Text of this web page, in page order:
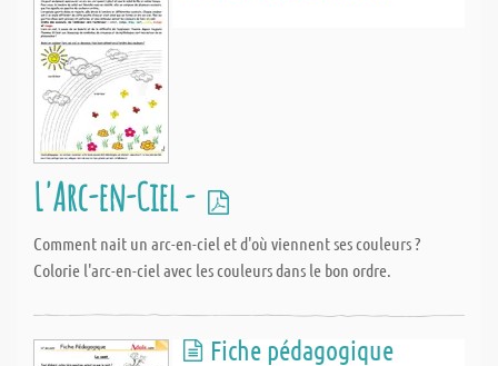
L'Arc-en-Ciel -
Comment nait un arc-en-ciel et d'où viennent ses couleurs ?
Colorie l'arc-en-ciel avec les couleurs dans le bon ordre.
Fiche pédagogique